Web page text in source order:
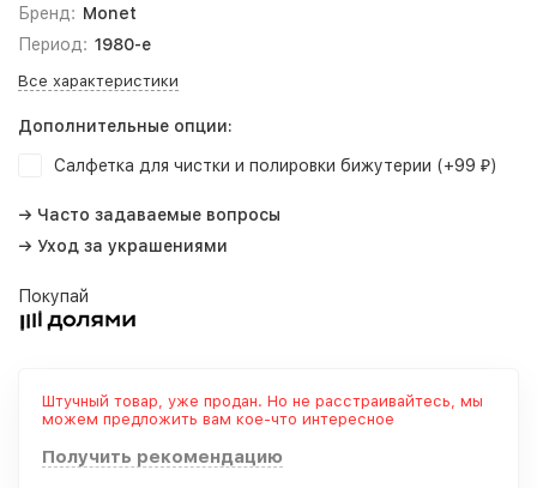
Бренд: Monet
Период: 1980-е
Все характеристики
Дополнительные опции:
Салфетка для чистки и полировки бижутерии (+99 ₽)
→ Часто задаваемые вопросы
→ Уход за украшениями
Покупай
Штучный товар, уже продан. Но не расстраивайтесь, мы
можем предложить вам кое-что интересное
Получить рекомендацию